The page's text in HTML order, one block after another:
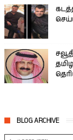
BLOG ARCHIVE